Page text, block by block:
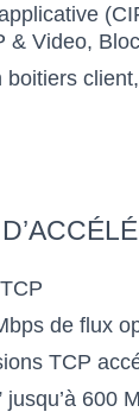
& Video,
boitiers
de flux
TCP
jusqu’à 600